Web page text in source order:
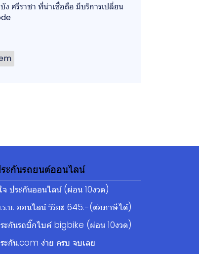
ศรีราชา ที่น่าเชื่อถือ มีบริการเปลี่ยน
ะกันรถยนต์ออนไลน์
จ ประกันออนไลน์ (ผ่อน 10งวด)
ร.บ. ออนไลน์ วิริยะ 645.-(ต่อภาษีได้)
ะกันรถบิ๊กไบค์ bigbike (ผ่อน 10งวด)
ะกัน.com ง่าย ครบ จบเลย